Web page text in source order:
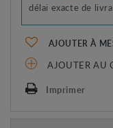
délai exacte de
AJOUTER À
AJOUTER AU
Imprimer